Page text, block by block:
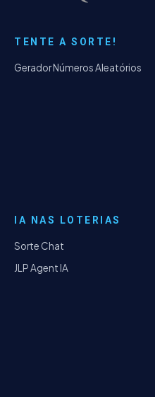
TENTE A SORTE!
Gerador Números Aleatórios
IA NAS LOTERIAS
Sorte Chat
JLP Agent IA